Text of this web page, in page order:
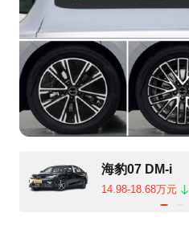
海豹07 DM-i
14.98-18.68万元